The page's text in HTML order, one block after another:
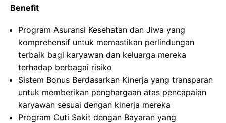
Benefit
Program Asuransi Kesehatan dan Jiwa yang
komprehensif untuk memastikan perlindungan
terbaik bagi karyawan dan keluarga mereka
terhadap berbagai risiko
Sistem Bonus Berdasarkan Kinerja yang transparan
untuk memberikan penghargaan atas pencapaian
karyawan sesuai dengan kinerja mereka
Program Cuti Sakit dengan Bayaran yang